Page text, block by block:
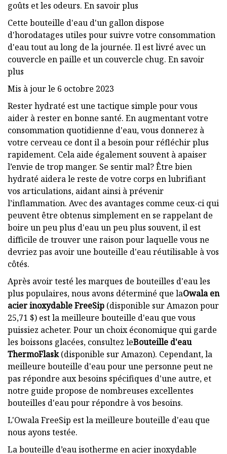
goûts et les odeurs. En savoir plus
Cette bouteille d'eau d'un gallon dispose
d'horodatages utiles pour suivre votre consommation
d'eau tout au long de la journée. Il est livré avec un
couvercle en paille et un couvercle chug. En savoir
plus
Mis à jour le 6 octobre 2023
Rester hydraté est une tactique simple pour vous
aider à rester en bonne santé. En augmentant votre
consommation quotidienne d'eau, vous donnerez à
votre cerveau ce dont il a besoin pour réfléchir plus
rapidement. Cela aide également souvent à apaiser
l’envie de trop manger. Se sentir mal? Être bien
hydraté aidera le reste de votre corps en lubrifiant
vos articulations, aidant ainsi à prévenir
l’inflammation. Avec des avantages comme ceux-ci qui
peuvent être obtenus simplement en se rappelant de
boire un peu plus d'eau un peu plus souvent, il est
difficile de trouver une raison pour laquelle vous ne
devriez pas avoir une bouteille d'eau réutilisable à vos
côtés.
Après avoir testé les marques de bouteilles d'eau les
plus populaires, nous avons déterminé que laOwala en
acier inoxydable FreeSip (disponible sur Amazon pour
25,71 $) est la meilleure bouteille d'eau que vous
puissiez acheter. Pour un choix économique qui garde
les boissons glacées, consultez leBouteille d'eau
ThermoFlask(disponible sur Amazon). Cependant, la
meilleure bouteille d'eau pour une personne peut ne
pas répondre aux besoins spécifiques d'une autre, et
notre guide propose de nombreuses excellentes
bouteilles d'eau pour répondre à vos besoins.
L'Owala FreeSip est la meilleure bouteille d'eau que
nous ayons testée.
La bouteille d’eau isotherme en acier inoxydable